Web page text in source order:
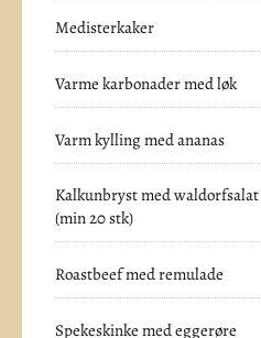
Medisterkaker
Varme karbonader med løk
Varm kylling med ananas
Kalkunbryst med waldorfsalat
(min 20 stk)
Roastbeef med remulade
Spekeskinke med eggerøre